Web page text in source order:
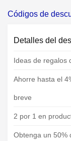
Códigos de
Detalles del
Ideas de regalos
Ahorre hasta el
breve
2 por 1 en
Obtenga un 50%